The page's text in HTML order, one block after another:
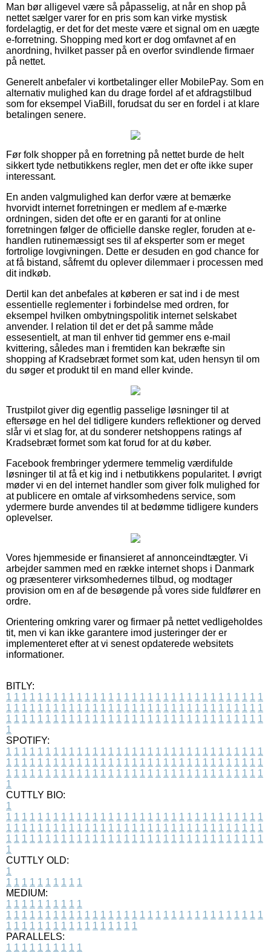
Man bør alligevel være så påpasselig, at når en shop på
nettet sælger varer for en pris som kan virke mystisk
fordelagtig, er det for det meste være et signal om en uægte
e-forretning. Shopping med kort er dog omfavnet af en
anordning, hvilket passer på en overfor svindlende firmaer
på nettet.
Generelt anbefaler vi kortbetalinger eller MobilePay. Som en
alternativ mulighed kan du drage fordel af et afdragstilbud
som for eksempel ViaBill, forudsat du ser en fordel i at klare
betalingen senere.
Før folk shopper på en forretning på nettet burde de helt
sikkert tyde netbutikkens regler, men det er ofte ikke super
interessant.
En anden valgmulighed kan derfor være at bemærke
hvorvidt internet forretningen er medlem af e-mærke
ordningen, siden det ofte er en garanti for at online
forretningen følger de officielle danske regler, foruden at e-
handlen rutinemæssigt ses til af eksperter som er meget
fortrolige lovgivningen. Dette er desuden en god chance for
at få bistand, såfremt du oplever dilemmaer i processen med
dit indkøb.
Dertil kan det anbefales at køberen er sat ind i de mest
essentielle reglementer i forbindelse med ordren, for
eksempel hvilken ombytningspolitik internet selskabet
anvender. I relation til det er det på samme måde
essesentielt, at man til enhver tid gemmer ens e-mail
kvittering, således man i fremtiden kan bekræfte sin
shopping af Kradsebræt formet som kat, uden hensyn til om
du søger et produkt til en mand eller kvinde.
Trustpilot giver dig egentlig passelige løsninger til at
eftersøge en hel del tidligere kunders reflektioner og derved
slår vi et slag for, at du sonderer netshoppens ratings af
Kradsebræt formet som kat forud for at du køber.
Facebook frembringer ydermere temmelig værdifulde
løsninger til at få et kig ind i netbutikkens popularitet. I øvrigt
møder vi en del internet handler som giver folk mulighed for
at publicere en omtale af virksomhedens service, som
ydermere burde anvendes til at bedømme tidligere kunders
oplevelser.
Vores hjemmeside er finansieret af annonceindtægter. Vi
arbejder sammen med en række internet shops i Danmark
og præsenterer virksomhedernes tilbud, og modtager
provision om en af de besøgende på vores side fuldfører en
ordre.
Orientering omkring varer og firmaer på nettet vedligeholdes
tit, men vi kan ikke garantere imod justeringer der er
implementeret efter at vi senest opdaterede websitets
informationer.
BITLY:
1 1 1 1 1 1 1 1 1 1 1 1 1 1 1 1 1 1 1 1 1 1 1 1 1 1 1 1 1 1 1 1 1
1 1 1 1 1 1 1 1 1 1 1 1 1 1 1 1 1 1 1 1 1 1 1 1 1 1 1 1 1 1 1 1 1
1 1 1 1 1 1 1 1 1 1 1 1 1 1 1 1 1 1 1 1 1 1 1 1 1 1 1 1 1 1 1 1 1
1
SPOTIFY:
1 1 1 1 1 1 1 1 1 1 1 1 1 1 1 1 1 1 1 1 1 1 1 1 1 1 1 1 1 1 1 1 1
1 1 1 1 1 1 1 1 1 1 1 1 1 1 1 1 1 1 1 1 1 1 1 1 1 1 1 1 1 1 1 1 1
1 1 1 1 1 1 1 1 1 1 1 1 1 1 1 1 1 1 1 1 1 1 1 1 1 1 1 1 1 1 1 1 1
1
CUTTLY BIO:
1
1 1 1 1 1 1 1 1 1 1 1 1 1 1 1 1 1 1 1 1 1 1 1 1 1 1 1 1 1 1 1 1 1
1 1 1 1 1 1 1 1 1 1 1 1 1 1 1 1 1 1 1 1 1 1 1 1 1 1 1 1 1 1 1 1 1
1 1 1 1 1 1 1 1 1 1 1 1 1 1 1 1 1 1 1 1 1 1 1 1 1 1 1 1 1 1 1 1 1
1
CUTTLY OLD:
1
1 1 1 1 1 1 1 1 1 1
MEDIUM:
1 1 1 1 1 1 1 1 1 1
1 1 1 1 1 1 1 1 1 1 1 1 1 1 1 1 1 1 1 1 1 1 1 1 1 1 1 1 1 1 1 1 1
1 1 1 1 1 1 1 1 1 1 1 1 1 1 1 1 1
PARALLELS:
1 1 1 1 1 1 1 1 1 1